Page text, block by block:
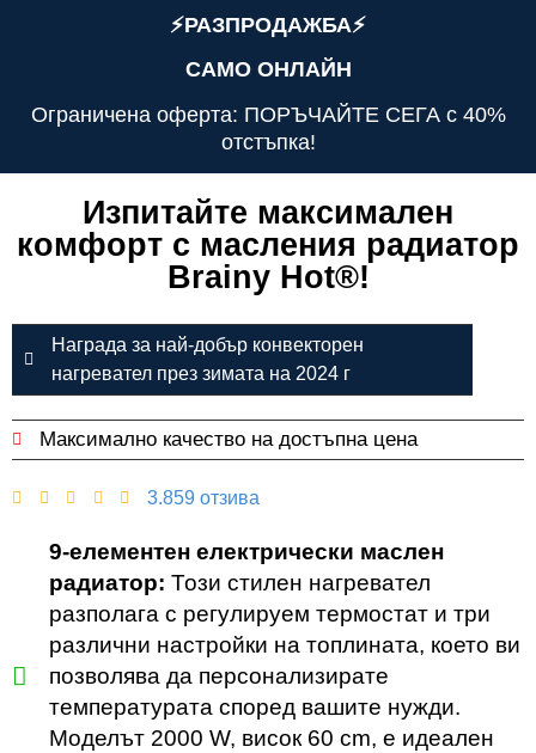
⚡️РАЗПРОДАЖБА⚡️
САМО ОНЛАЙН
Ограничена оферта: ПОРЪЧАЙТЕ СЕГА с 40%
отстъпка!
Изпитайте максимален
комфорт с масления радиатор
Brainy Hot®️!
Награда за най-добър конвекторен
нагревател през зимата на 2024 г
Максимално качество на достъпна цена
3.859 отзива
9-елементен електрически маслен
радиатор: Този стилен нагревател
разполага с регулируем термостат и три
различни настройки на топлината, което ви
позволява да персонализирате
температурата според вашите нужди.
Моделът 2000 W, висок 60 cm, е идеален